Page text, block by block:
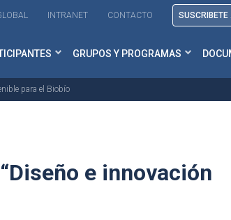
INTRANET CONTACTO SUSCRIBETE
GRUPOS Y PROGRAMAS
para el Biobío
e innovación